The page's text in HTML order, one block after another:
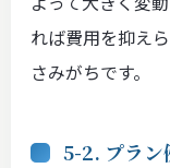
れば費用を抑え
さみがちです。
5-2. プラン